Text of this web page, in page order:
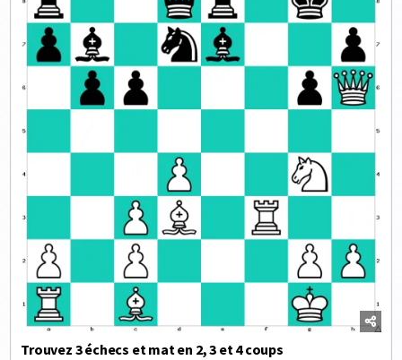
Trouvez 3 échecs et mat en 2, 3 et 4 coups